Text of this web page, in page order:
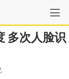
多次人脸识